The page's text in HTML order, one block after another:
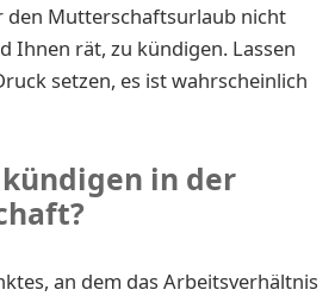
den Mutterschaftsurlaub nicht
Ihnen rät, zu kündigen. Lassen
setzen, es ist wahrscheinlich
kündigen in der
an dem das Arbeitsverhältnis